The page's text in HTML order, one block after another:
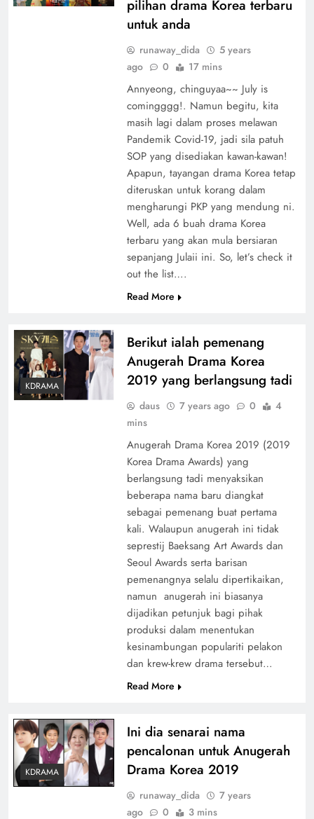
pilihan drama Korea terbaru
untuk anda
runaway_dida
5 years
ago
0 17 mins
Annyeong, chinguyaa~~ July is
comingggg!. Namun begitu, kita
masih lagi dalam proses melawan
Pandemik Covid-19, jadi sila patuh
SOP yang disediakan kawan-kawan!
Apapun, tayangan drama Korea tetap
diteruskan untuk korang dalam
mengharungi PKP yang mendung ni.
Well, ada 6 buah drama Korea
terbaru yang akan mula bersiaran
sepanjang Julaii ini. So, let’s check it
out the list….
Read More
KDRAMA
Berikut ialah pemenang
Anugerah Drama Korea
2019 yang berlangsung tadi
daus 7 years ago 0
4
mins
Anugerah Drama Korea 2019 (2019
Korea Drama Awards) yang
berlangsung tadi menyaksikan
beberapa nama baru diangkat
sebagai pemenang buat pertama
kali. Walaupun anugerah ini tidak
seprestij Baeksang Art Awards dan
Seoul Awards serta barisan
pemenangnya selalu dipertikaikan,
namun anugerah ini biasanya
dijadikan petunjuk bagi pihak
produksi dalam menentukan
kesinambungan populariti pelakon
dan krew-krew drama tersebut…
Read More
KDRAMA
Ini dia senarai nama
pencalonan untuk Anugerah
Drama Korea 2019
runaway_dida
7 years
ago
0 3 mins